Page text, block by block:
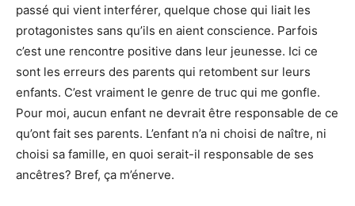
passé qui vient interférer, quelque chose qui liait les
protagonistes sans qu’ils en aient conscience. Parfois
c’est une rencontre positive dans leur jeunesse. Ici ce
sont les erreurs des parents qui retombent sur leurs
enfants. C’est vraiment le genre de truc qui me gonfle.
Pour moi, aucun enfant ne devrait être responsable de ce
qu’ont fait ses parents. L’enfant n’a ni choisi de naître, ni
choisi sa famille, en quoi serait-il responsable de ses
ancêtres? Bref, ça m’énerve.